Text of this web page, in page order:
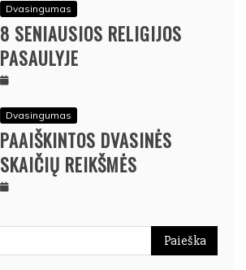
Dvasingumas
8 SENIAUSIOS RELIGIJOS
PASAULYJE
Dvasingumas
PAAIŠKINTOS DVASINĖS
SKAIČIŲ REIKŠMĖS